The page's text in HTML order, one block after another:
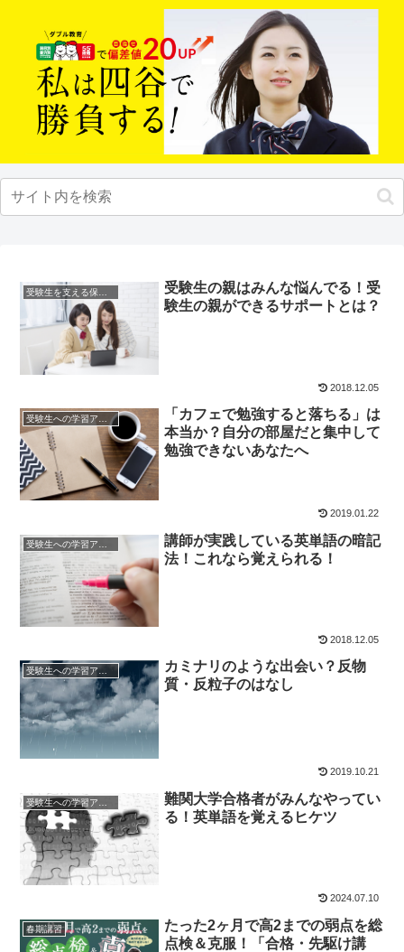
受験生の親はみんな悩んでる！受
験生の親ができるサポートとは？
2018.12.05
「カフェで勉強すると落ちる」は
本当か？自分の部屋だと集中して
勉強できないあなたへ
2019.01.22
受験生への学習アドバイス
講師が実践している英単語の暗記
法！これなら覚えられる！
2018.12.05
受験生への学習アドバイス
カミナリのような出会い？反物
質・反粒子のはなし
2019.10.21
受験生への学習アドバイス
難関大学合格者がみんなやってい
る！英単語を覚えるヒケツ
2024.07.10
春期講習
たった2ヶ月で高2までの弱点を総
点検＆克服！「合格・先駆け講